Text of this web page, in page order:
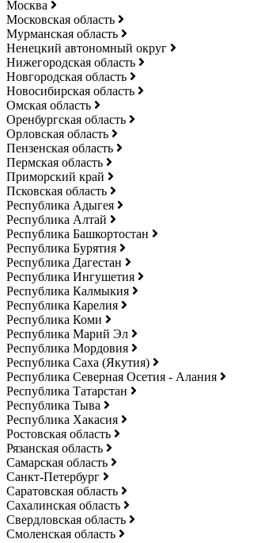
Москва
Московская область
Мурманская область
Ненецкий автономный округ
Нижегородская область
Новгородская область
Новосибирская область
Омская область
Оренбургская область
Орловская область
Пензенская область
Пермская область
Приморский край
Псковская область
Республика Адыгея
Республика Алтай
Республика Башкортостан
Республика Бурятия
Республика Дагестан
Республика Ингушетия
Республика Калмыкия
Республика Карелия
Республика Коми
Республика Марий Эл
Республика Мордовия
Республика Саха (Якутия)
Республика Северная Осетия - Алания
Республика Татарстан
Республика Тыва
Республика Хакасия
Ростовская область
Рязанская область
Самарская область
Санкт-Петербург
Саратовская область
Сахалинская область
Свердловская область
Смоленская область